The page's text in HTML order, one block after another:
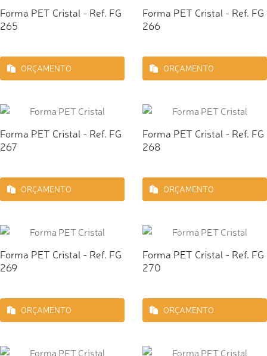
Forma PET Cristal - Ref. FG
265
ORÇAMENTO
Forma PET Cristal - Ref. FG
266
ORÇAMENTO
Forma PET Cristal - Ref. FG
267
ORÇAMENTO
Forma PET Cristal - Ref. FG
268
ORÇAMENTO
Forma PET Cristal - Ref. FG
269
ORÇAMENTO
Forma PET Cristal - Ref. FG
270
ORÇAMENTO